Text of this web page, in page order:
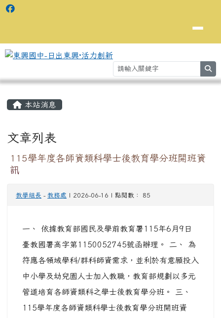
本站消息
文章列表
115學年度各師資類科學士後教育學分班開班資
訊
教學組長 - 教務處 | 2026-06-16 | 點閱數： 85
一、 依據教育部國民及學前教育署115年6月9日
臺教國署高字第1150052745號函辦理。 二、 為
符應各領域學科/群科師資需求，並利於有意願投入
中小學及幼兒園人士加入教職，教育部規劃以多元
管道培育各師資類科之學士後教育學分班。 三、
115學年度各師資類科學士後教育學分班開班資